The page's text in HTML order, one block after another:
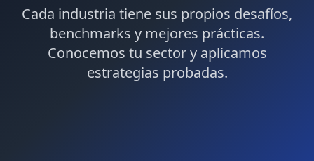
Cada industria tiene sus propios desafíos,
benchmarks y mejores prácticas.
Conocemos tu sector y aplicamos
estrategias probadas.